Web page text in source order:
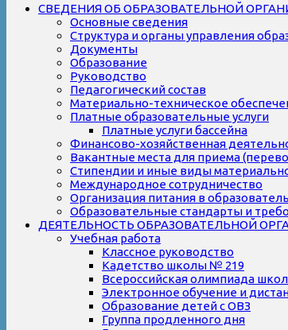
СВЕДЕНИЯ ОБ ОБРАЗОВАТЕЛЬНОЙ
Основные сведения
Структура и органы управления
Документы
Образование
Руководство
Педагогический состав
Материально-техническое
Платные образовательные услуги
Платные услуги бассейна
Финансово-хозяйственная
Вакантные места для приема
Стипендии и иные виды
Международное сотрудничество
Организация питания в
Образовательные стандарты и
ДЕЯТЕЛЬНОСТЬ ОБРАЗОВАТЕЛЬНОЙ
Учебная работа
Классное руководство
Кадетство школы № 219
Всероссийская олимпиада
Электронное обучение и
Образование детей с ОВЗ
Группа продленного дня